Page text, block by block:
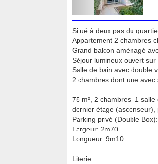
Situé à deux pas du
Appartement 2 chambres
Grand balcon aménagé
Séjour lumineux ouvert sur
Salle de bain avec double
2 chambres dont une avec
75 m², 2 chambres, 1
dernier étage (ascenseur),
Parking privé (Double Box):
Largeur: 2m70
Longueur: 9m10
Literie: